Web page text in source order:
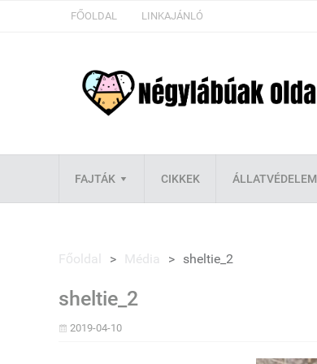
FŐOLDAL LINKAJÁNLÓ
FAJTÁK CIKKEK ÁLLATVÉDELEM
Főoldal > Média > sheltie_2
sheltie_2
2019-04-10